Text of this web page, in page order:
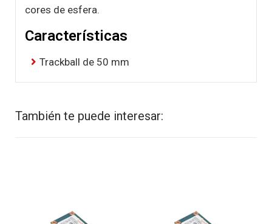
cores de esfera.
Características
Trackball de 50 mm
También te puede interesar: